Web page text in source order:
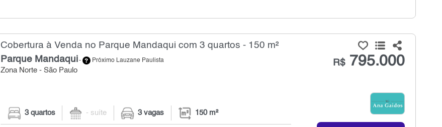
Cobertura à Venda no Parque Mandaqui com 3 quartos - 150 m²
Parque Mandaqui- Próximo Lauzane Paulista
Zona Norte - São Paulo
R$795.000
3 quartos - suíte 3 vagas 150 m²